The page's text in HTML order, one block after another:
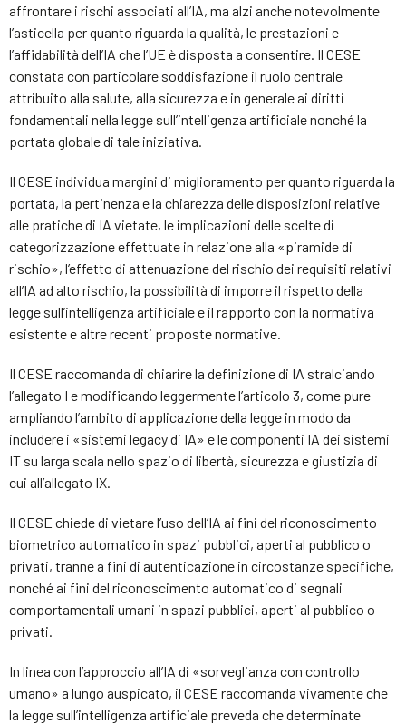
affrontare i rischi associati all’IA, ma alzi anche notevolmente
l’asticella per quanto riguarda la qualità, le prestazioni e
l’affidabilità dell’IA che l’UE è disposta a consentire. Il CESE
constata con particolare soddisfazione il ruolo centrale
attribuito alla salute, alla sicurezza e in generale ai diritti
fondamentali nella legge sull’intelligenza artificiale nonché la
portata globale di tale iniziativa.
Il CESE individua margini di miglioramento per quanto riguarda la
portata, la pertinenza e la chiarezza delle disposizioni relative
alle pratiche di IA vietate, le implicazioni delle scelte di
categorizzazione effettuate in relazione alla «piramide di
rischio», l’effetto di attenuazione del rischio dei requisiti relativi
all’IA ad alto rischio, la possibilità di imporre il rispetto della
legge sull’intelligenza artificiale e il rapporto con la normativa
esistente e altre recenti proposte normative.
Il CESE raccomanda di chiarire la definizione di IA stralciando
l’allegato I e modificando leggermente l’articolo 3, come pure
ampliando l’ambito di applicazione della legge in modo da
includere i «sistemi legacy di IA» e le componenti IA dei sistemi
IT su larga scala nello spazio di libertà, sicurezza e giustizia di
cui all’allegato IX.
Il CESE chiede di vietare l’uso dell’IA ai fini del riconoscimento
biometrico automatico in spazi pubblici, aperti al pubblico o
privati, tranne a fini di autenticazione in circostanze specifiche,
nonché ai fini del riconoscimento automatico di segnali
comportamentali umani in spazi pubblici, aperti al pubblico o
privati.
In linea con l’approccio all’IA di «sorveglianza con controllo
umano» a lungo auspicato, il CESE raccomanda vivamente che
la legge sull’intelligenza artificiale preveda che determinate